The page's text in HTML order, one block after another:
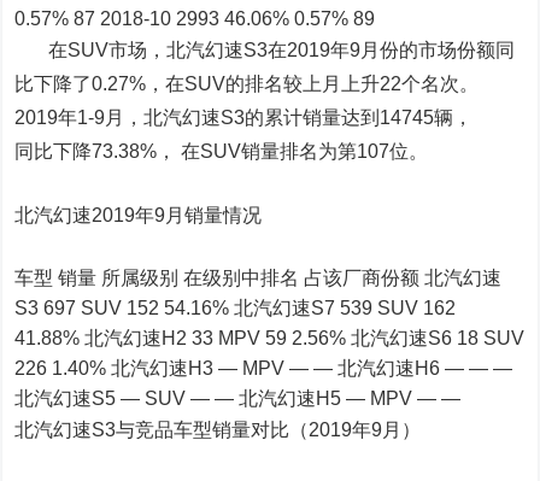
0.57% 87 2018-10 2993 46.06% 0.57% 89
在SUV市场，北汽幻速S3在2019年9月份的市场份额同
比下降了0.27%，在SUV的排名较上月上升22个名次。
2019年1-9月，北汽幻速S3的累计销量达到14745辆，
同比下降73.38%， 在SUV销量排名为第107位。
北汽幻速2019年9月销量情况
车型 销量 所属级别 在级别中排名 占该厂商份额 北汽幻速
S3 697 SUV 152 54.16% 北汽幻速S7 539 SUV 162
41.88% 北汽幻速H2 33 MPV 59 2.56% 北汽幻速S6 18 SUV
226 1.40% 北汽幻速H3 — MPV — — 北汽幻速H6 — — —
北汽幻速S5 — SUV — — 北汽幻速H5 — MPV — —
北汽幻速S3与竞品车型销量对比（2019年9月）